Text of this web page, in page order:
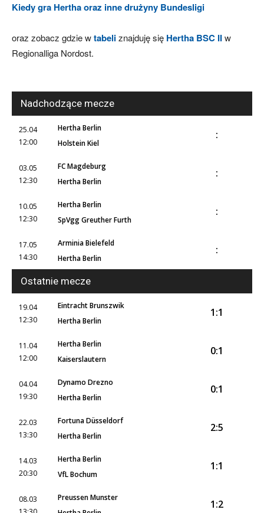
Kiedy gra Hertha oraz inne drużyny Bundesligi
oraz zobacz gdzie wtabeliznajduję się Hertha BSC IIw
Regionalliga Nordost.
Nadchodzące mecze
25.04
12:00
Hertha Berlin
Holstein Kiel
:
03.05
12:30
FC Magdeburg
Hertha Berlin
:
10.05
12:30
Hertha Berlin
SpVgg Greuther Furth
:
17.05
14:30
Arminia Bielefeld
Hertha Berlin
:
Ostatnie mecze
19.04
12:30
Eintracht Brunszwik
Hertha Berlin
1:1
11.04
12:00
Hertha Berlin
Kaiserslautern
0:1
04.04
19:30
Dynamo Drezno
Hertha Berlin
0:1
22.03
13:30
Fortuna Düsseldorf
Hertha Berlin
2:5
14.03
20:30
Hertha Berlin
VfL Bochum
1:1
08.03
Preussen Munster
1:2